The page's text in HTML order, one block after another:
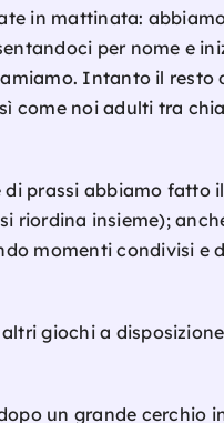
in mattinata:
per nome e
Intanto il resto
come noi adulti tra
prassi abbiamo fatto
riordina insieme);
momenti condivisi e
giochi a
un grande cerchio